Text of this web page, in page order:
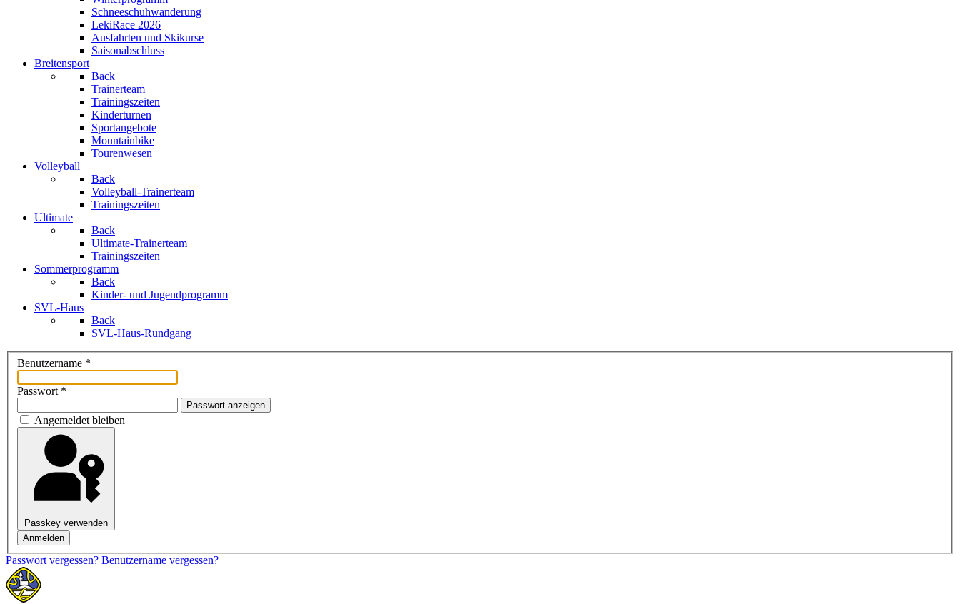
Schneeschuhwanderung
LekiRace 2026
Ausfahrten und Skikurse
Saisonabschluss
Breitensport
Back
Trainerteam
Trainingszeiten
Kinderturnen
Sportangebote
Mountainbike
Tourenwesen
Volleyball
Back
Volleyball-Trainerteam
Trainingszeiten
Ultimate
Back
Ultimate-Trainerteam
Trainingszeiten
Sommerprogramm
Back
Kinder- und Jugendprogramm
SVL-Haus
Back
SVL-Haus-Rundgang
Benutzername *
Passwort *
Passwort anzeigen
Angemeldet bleiben
Passkey verwenden
Anmelden
Passwort vergessen? Benutzername vergessen?